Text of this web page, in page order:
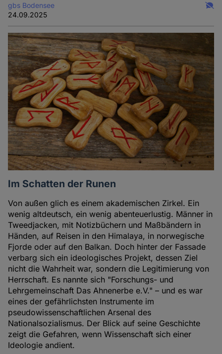
gbs Bodensee
24.09.2025
Im Schatten der Runen
Von außen glich es einem akademischen Zirkel. Ein
wenig altdeutsch, ein wenig abenteuerlustig. Männer in
Tweedjacken, mit Notizbüchern und Maßbändern in
Händen, auf Reisen in den Himalaya, in norwegische
Fjorde oder auf den Balkan. Doch hinter der Fassade
verbarg sich ein ideologisches Projekt, dessen Ziel
nicht die Wahrheit war, sondern die Legitimierung von
Herrschaft. Es nannte sich "Forschungs- und
Lehrgemeinschaft Das Ahnenerbe e.V." – und es war
eines der gefährlichsten Instrumente im
pseudowissenschaftlichen Arsenal des
Nationalsozialismus. Der Blick auf seine Geschichte
zeigt die Gefahren, wenn Wissenschaft sich einer
Ideologie andient.